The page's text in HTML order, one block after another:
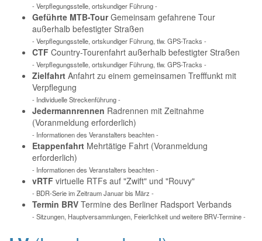
- Verpflegungsstelle, ortskundiger Führung -
Geführte MTB-TourGemeinsam gefahrene Tour
außerhalb befestigter Straßen
- Verpflegungsstelle, ortskundiger Führung, tlw. GPS-Tracks -
CTF Country-Tourenfahrt außerhalb befestigter Straßen
- Verpflegungsstelle, ortskundiger Führung, tlw. GPS-Tracks -
Zielfahrt Anfahrt zu einem gemeinsamen Trefffunkt mit
Verpflegung
- Individuelle Streckenführung -
Jedermannrennen Radrennen mit Zeitnahme
(Voranmeldung erforderlich)
- Informationen des Veranstalters beachten -
Etappenfahrt Mehrtätige Fahrt (Voranmeldung
erforderlich)
- Informationen des Veranstalters beachten -
vRTF virtuelle RTFs auf "Zwift" und "Rouvy"
- BDR-Serie im Zeitraum Januar bis März -
Termin BRV Termine des Berliner Radsport Verbands
- Sitzungen, Hauptversammlungen, Feierlichkeit und weitere BRV-Termine -